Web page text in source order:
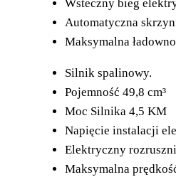
Wsteczny bieg
Automatyczna
Maksymalna
Silnik spalinowy.
Pojemność 49,8 cm³
Moc Silnika 4,5 KM
Napięcie instalacji
Elektryczny
Maksymalna